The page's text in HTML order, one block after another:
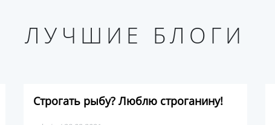
ЛУЧШИЕ БЛОГИ
Строгать рыбу? Люблю строганину!